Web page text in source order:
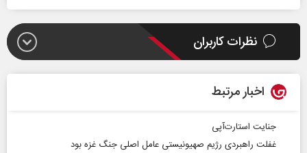
نظرات کاربران
اخبار مرتبط
جنایت استارت‌آپی
غفلت راهبردی رژیم صهیونیستی عامل اصلی جنگ غزه بود